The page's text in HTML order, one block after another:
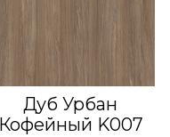
Дуб Урбан
Кофейный K007